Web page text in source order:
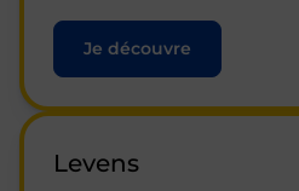
Je découvre
Levens